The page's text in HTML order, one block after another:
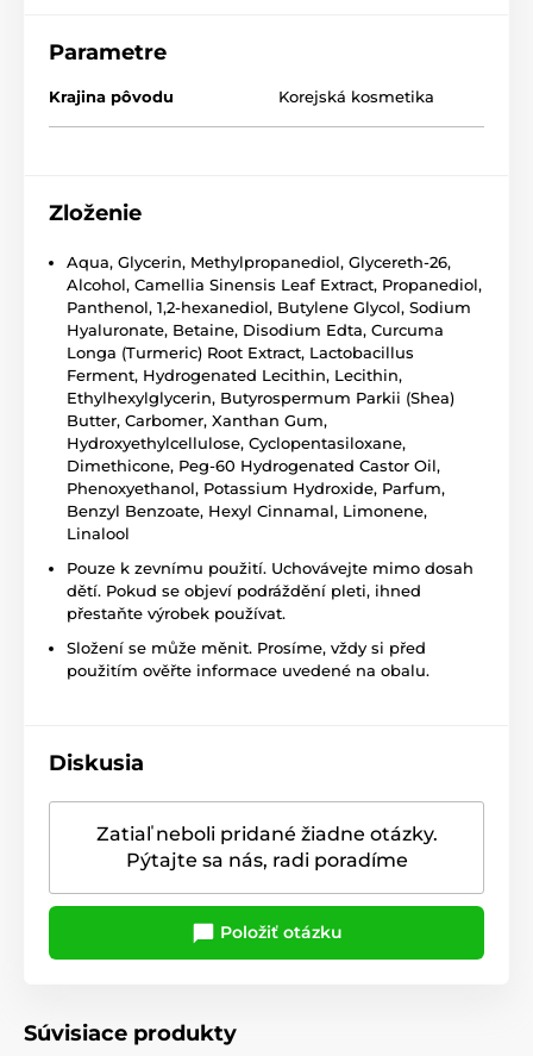
Parametre
Krajina pôvodu Korejská kosmetika
Zloženie
Aqua, Glycerin, Methylpropanediol, Glycereth-26,
Alcohol, Camellia Sinensis Leaf Extract, Propanediol,
Panthenol, 1,2-hexanediol, Butylene Glycol, Sodium
Hyaluronate, Betaine, Disodium Edta, Curcuma
Longa (Turmeric) Root Extract, Lactobacillus
Ferment, Hydrogenated Lecithin, Lecithin,
Ethylhexylglycerin, Butyrospermum Parkii (Shea)
Butter, Carbomer, Xanthan Gum,
Hydroxyethylcellulose, Cyclopentasiloxane,
Dimethicone, Peg-60 Hydrogenated Castor Oil,
Phenoxyethanol, Potassium Hydroxide, Parfum,
Benzyl Benzoate, Hexyl Cinnamal, Limonene,
Linalool
Pouze k zevnímu použití. Uchovávejte mimo dosah
dětí. Pokud se objeví podráždění pleti, ihned
přestaňte výrobek používat.
Složení se může měnit. Prosíme, vždy si před
použitím ověřte informace uvedené na obalu.
Diskusia
Zatiaľ neboli pridané žiadne otázky.
Pýtajte sa nás, radi poradíme
Položiť otázku
Súvisiace produkty